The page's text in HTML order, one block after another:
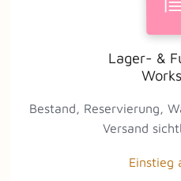
Lager- &
Bestand, Reservierung,
Versand
Einstieg